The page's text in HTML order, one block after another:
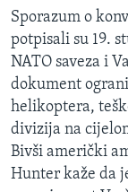
pretraguBOSNA I
SVIJET
SPECIJALNI
KORUPCIJA
SLOBODA
ŽENSKA STRANA
IZBJEGLIČKA
MAGAZIN
Sporazum o
potpisali su 19.
NATO saveza i
dokument
helikoptera,
divizija na
Bivši američki
Hunter kaže da